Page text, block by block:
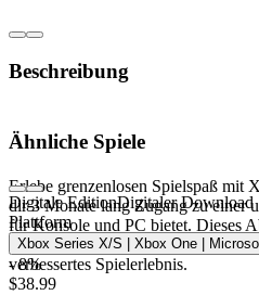
Beschreibung
ultimativer Spielspaß
Erlebe grenzenlosen Spielspaß mit
dir 3 Monate lang Zugang zu einer
für Konsole und PC bietet. Dieses
Titel aller Genres frei und bietet
verbessertes Spielerlebnis.
Ähnliche Spiele
Digitale EditionDigitaler Download
Plattform
Xbox Series X/S | Xbox One |
- 8%
$38.99